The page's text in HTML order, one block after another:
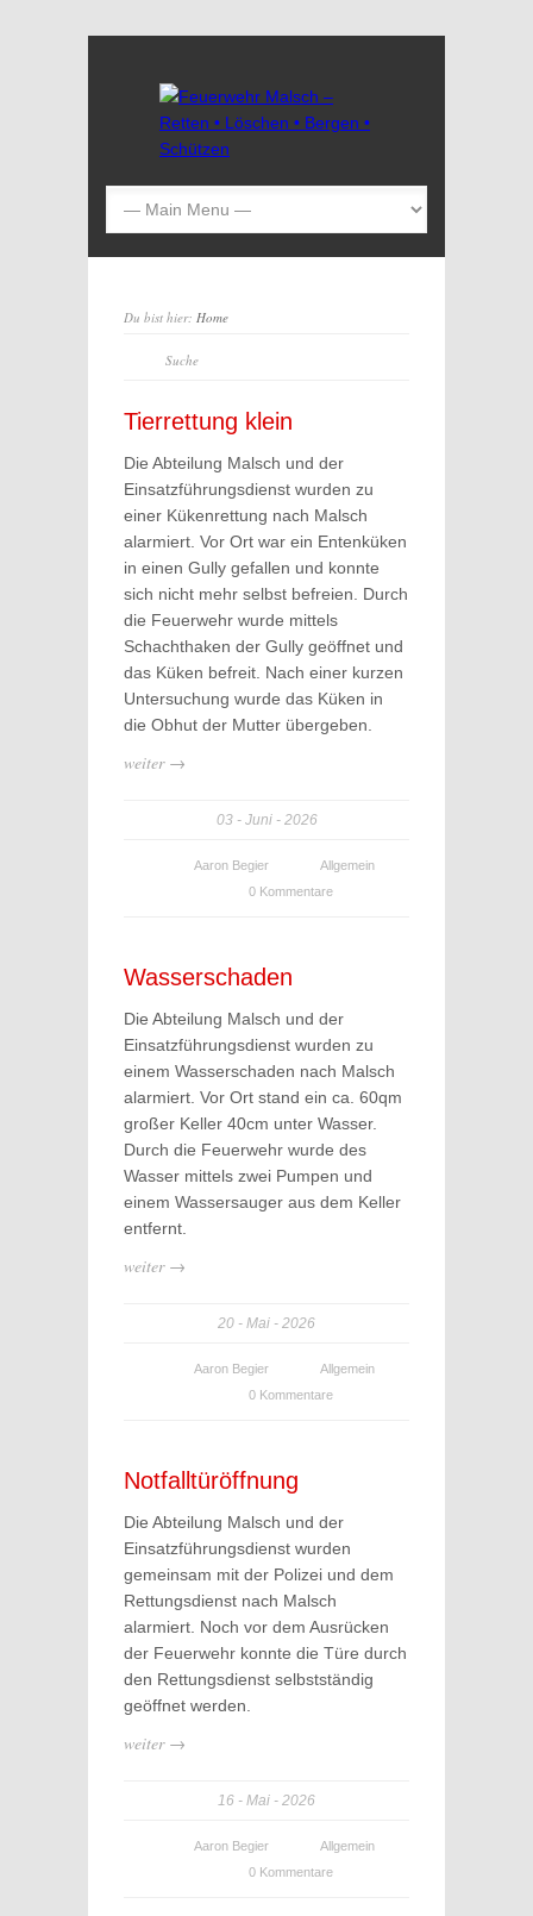
Du bist hier: Home
Tierrettung klein
Die Abteilung Malsch und der
Einsatzführungsdienst wurden zu
einer Kükenrettung nach Malsch
alarmiert. Vor Ort war ein Entenküken
in einen Gully gefallen und konnte
sich nicht mehr selbst befreien. Durch
die Feuerwehr wurde mittels
Schachthaken der Gully geöffnet und
das Küken befreit. Nach einer kurzen
Untersuchung wurde das Küken in
die Obhut der Mutter übergeben.
weiter →
03 Juni 2026
Aaron Begier
Allgemein
0 Kommentare
Wasserschaden
Die Abteilung Malsch und der
Einsatzführungsdienst wurden zu
einem Wasserschaden nach Malsch
alarmiert. Vor Ort stand ein ca. 60qm
großer Keller 40cm unter Wasser.
Durch die Feuerwehr wurde des
Wasser mittels zwei Pumpen und
einem Wassersauger aus dem Keller
entfernt.
weiter →
20 Mai 2026
Aaron Begier
Allgemein
0 Kommentare
Notfalltüröffnung
Die Abteilung Malsch und der
Einsatzführungsdienst wurden
gemeinsam mit der Polizei und dem
Rettungsdienst nach Malsch
alarmiert. Noch vor dem Ausrücken
der Feuerwehr konnte die Türe durch
den Rettungsdienst selbstständig
geöffnet werden.
weiter →
16 Mai 2026
Aaron Begier
Allgemein
0 Kommentare